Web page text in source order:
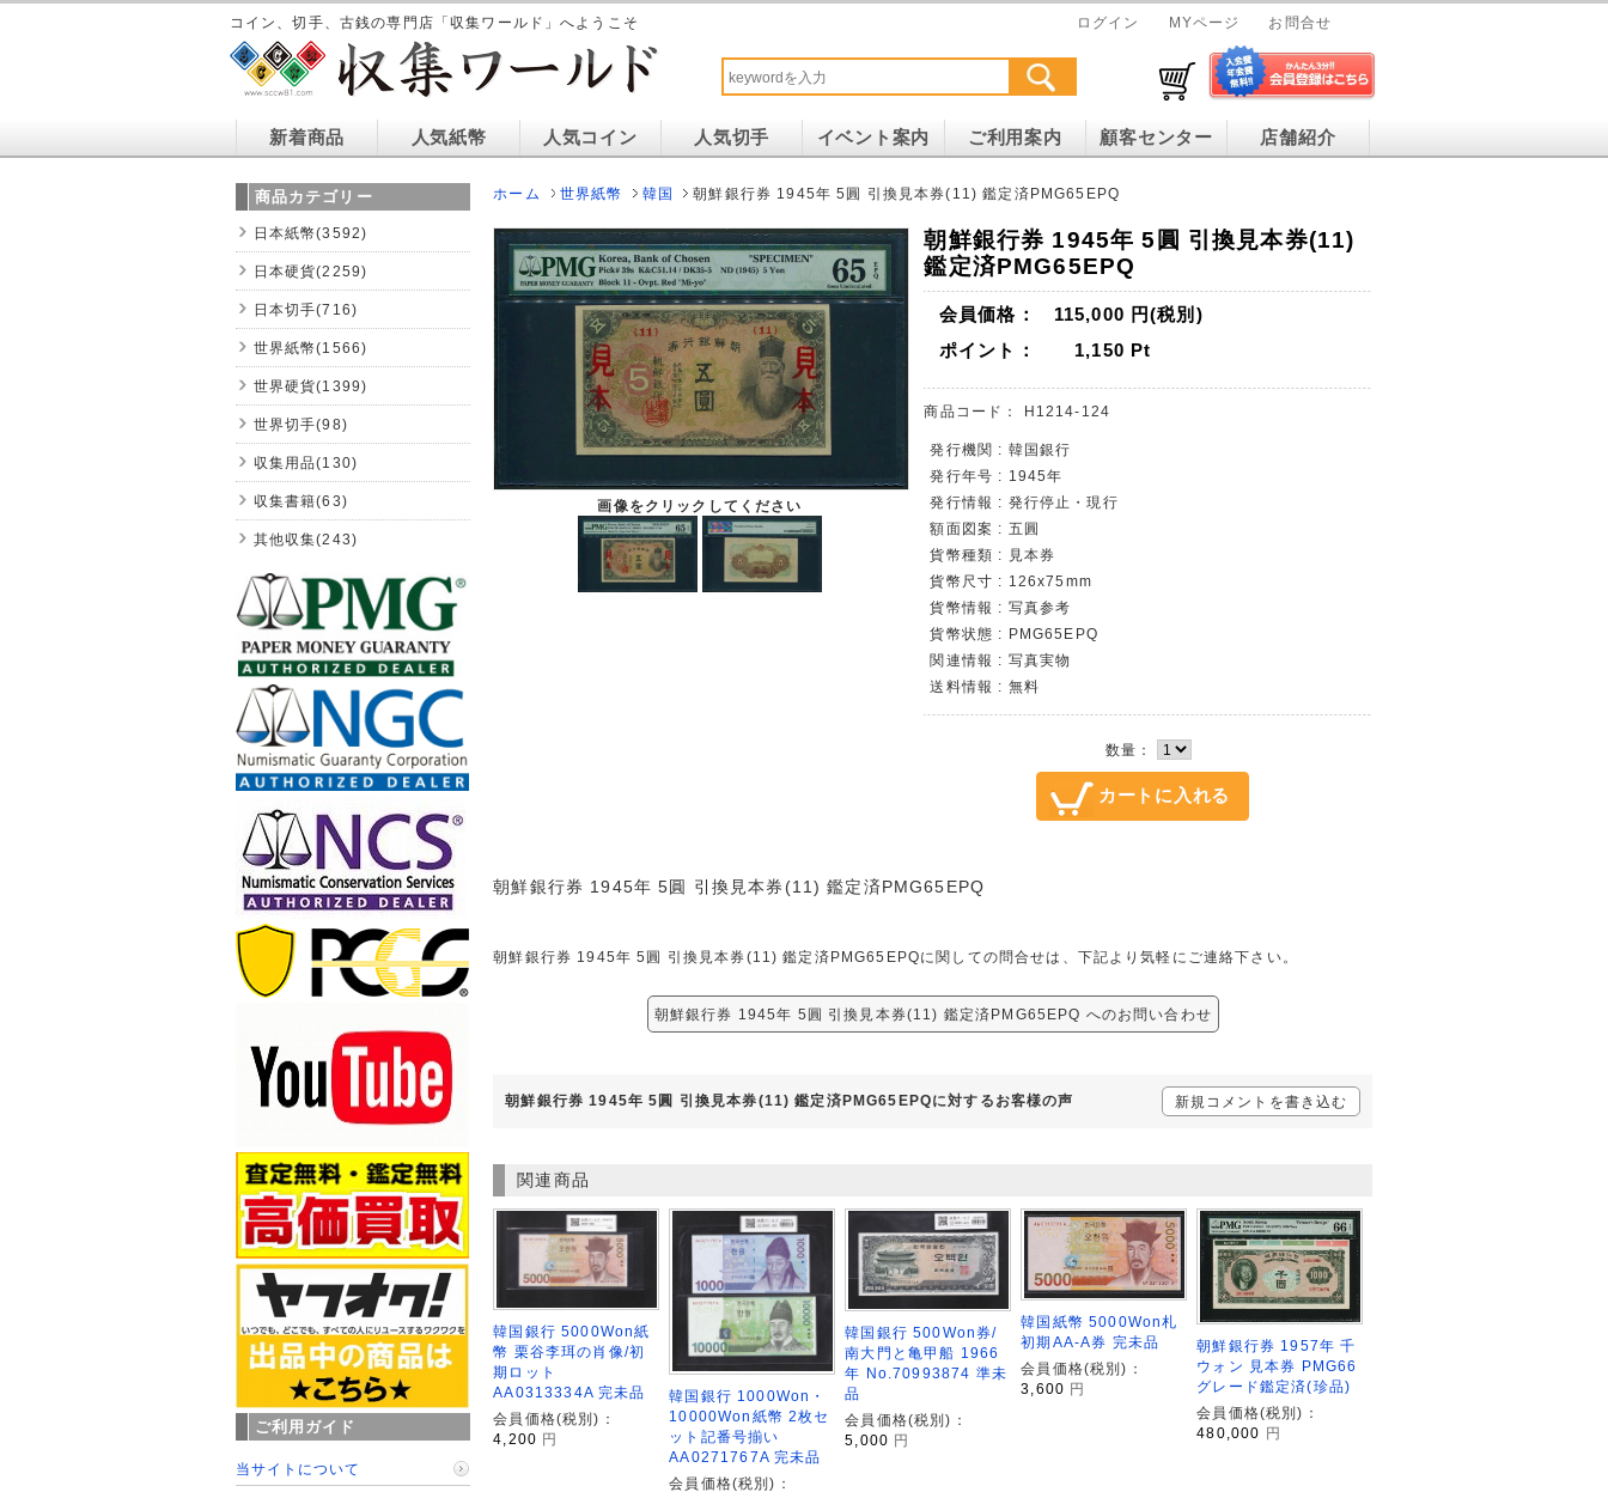
コイン、切手、古銭の専門店「収集ワールド」へようこそ ログイン MYページ お問合せ
新着商品 人気紙幣 人気コイン 人気切手 イベント案内 ご利用案内 顧客センター 店舗紹介
ホーム 世界紙幣 韓国 朝鮮銀行券 1945年 5圓 引換見本券(11) 鑑定済PMG65EPQ
画像をクリックしてください
朝鮮銀行券 1945年 5圓 引換見本券(11)
鑑定済PMG65EPQ
会員価格： 115,000 円(税別)
ポイント：
1,150 Pt
商品コード： H1214-124
発行機関 : 韓国銀行
発行年号 : 1945年
発行情報 : 発行停止・現行
額面図案 : 五圓
貨幣種類 : 見本券
貨幣尺寸 : 126x75mm
貨幣情報 : 写真参考
貨幣状態 : PMG65EPQ
関連情報 : 写真実物
送料情報 : 無料
数量：
朝鮮銀行券 1945年 5圓 引換見本券(11) 鑑定済PMG65EPQ
朝鮮銀行券 1945年 5圓 引換見本券(11) 鑑定済PMG65EPQに関しての問合せは、下記より気軽にご連絡下さい。
朝鮮銀行券 1945年 5圓 引換見本券(11) 鑑定済PMG65EPQ へのお問い合わせ
朝鮮銀行券 1945年 5圓 引換見本券(11) 鑑定済PMG65EPQに対するお客様の声 新規コメントを書き込む
関連商品
韓国銀行 5000Won紙
幣 栗谷李珥の肖像/初
期ロット
AA0313334A 完未品
会員価格(税別)：
4,200 円
韓国銀行 1000Won・
10000Won紙幣 2枚セ
ット記番号揃い
AA0271767A 完未品
会員価格(税別)：
韓国銀行 500Won券/
南大門と亀甲船 1966
年 No.70993874 準未
品
会員価格(税別)：
5,000 円
韓国紙幣 5000Won札
初期AA-A券 完未品
会員価格(税別)：
3,600 円
朝鮮銀行券 1957年 千
ウォン 見本券 PMG66
グレード鑑定済(珍品)
会員価格(税別)：
480,000
円
商品カテゴリー
日本紙幣(3592)
日本硬貨(2259)
日本切手(716)
世界紙幣(1566)
世界硬貨(1399)
世界切手(98)
収集用品(130)
収集書籍(63)
其他収集(243)
ご利用ガイド
当サイトについて